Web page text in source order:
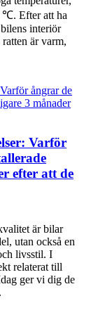
℃. Efter att ha
interiör
är varm,
Varför
efter att de
är bilar
utan också en
livsstil. I
relaterat till
ger vi dig de